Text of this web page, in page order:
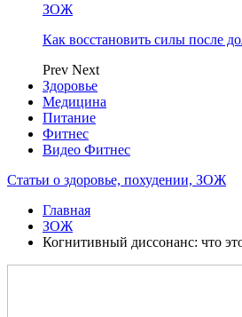
ЗОЖ
Как восстановить силы после
Prev Next
Здоровье
Медицина
Питание
Фитнес
Видео Фитнес
Статьи о здоровье, похудении, ЗОЖ
Главная
ЗОЖ
Когнитивный диссонанс: что